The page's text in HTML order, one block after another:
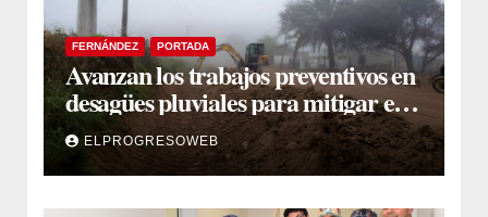
FERNÁNDEZ PORTADA
Avanzan los trabajos preventivos en
desagües pluviales para mitigar el
impacto de la temporada de lluvias
ELPROGRESOWEB